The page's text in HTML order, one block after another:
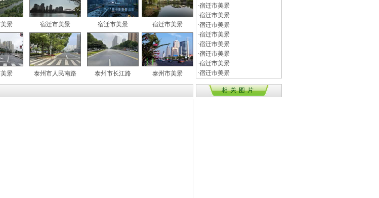
景 宿迁市美景 宿迁市美景 宿迁市美景
景 泰州市人民南路 泰州市长江路 泰州市美景
·宿迁市美景
·宿迁市美景
·宿迁市美景
·宿迁市美景
·宿迁市美景
·宿迁市美景
·宿迁市美景
·宿迁市美景
相关图片